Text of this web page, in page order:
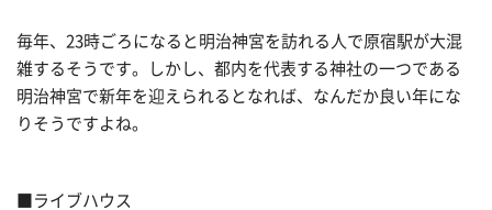
毎年、23時ごろになると明治神宮を訪れる人で原宿駅が大混
雑するそうです。しかし、都内を代表する神社の一つである
明治神宮で新年を迎えられるとなれば、なんだか良い年にな
りそうですよね。
■ライブハウス